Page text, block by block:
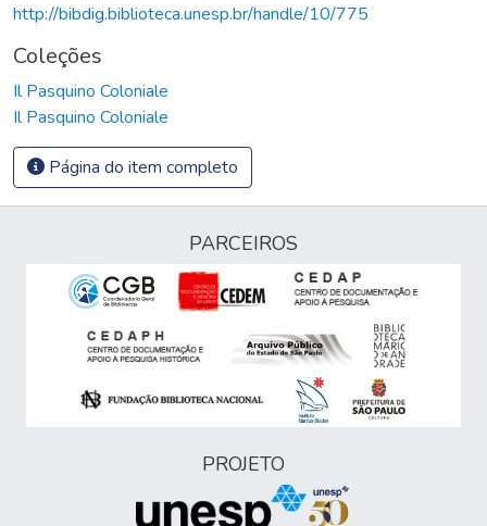
http://bibdig.biblioteca.unesp.br/handle/10/775
Coleções
Il Pasquino Coloniale
Il Pasquino Coloniale
Página do item completo
PARCEIROS
PROJETO